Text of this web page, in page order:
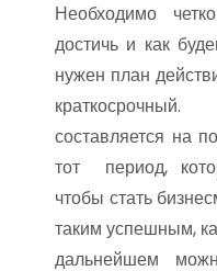
Необходимо
достичь и как
нужен план
составляется на
тот период,
чтобы стать
таким успешным,
дальнейшем